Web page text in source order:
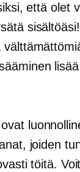
että olet
joiden
töitä.